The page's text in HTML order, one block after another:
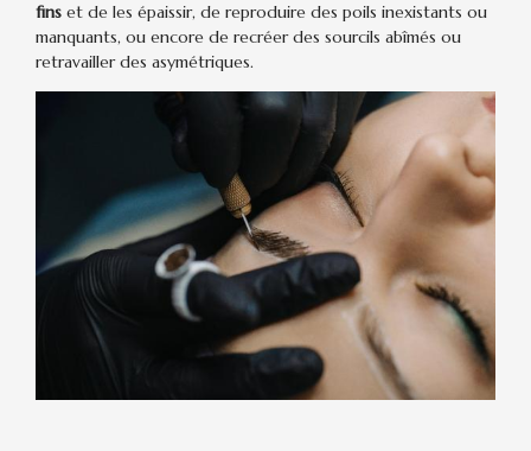
finset de les épaissir, de reproduire des poils inexistants ou
manquants, ou encore de recréer des sourcils abîmés ou
retravailler des asymétriques.